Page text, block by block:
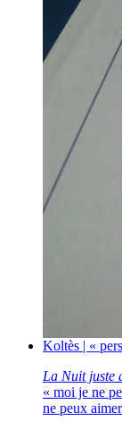
Koltès | «
La Nuit juste
« moi je ne
ne peux